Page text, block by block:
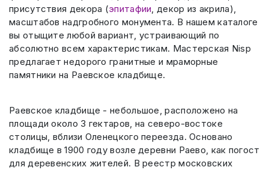
присутствия декора (эпитафии, декор из акрила),
масштабов надгробного монумента. В нашем каталоге
вы отыщите любой вариант, устраивающий по
абсолютно всем характеристикам. Мастерская Nisp
предлагает недорого гранитные и мраморные
памятники на Раевское кладбище.
Раевское кладбище - небольшое, расположено на
площади около 3 гектаров, на северо-востоке
столицы, вблизи Оленецкого переезда. Основано
кладбище в 1900 году возле деревни Раево, как погост
для деревенских жителей. В реестр московских